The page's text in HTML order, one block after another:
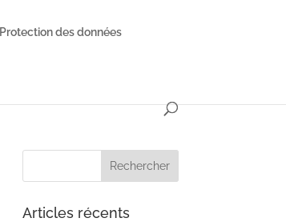
Protection des données
Articles récents